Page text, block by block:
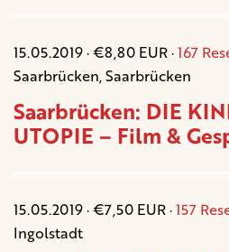
15.05.2019 · €8,80 EUR ·167
Saarbrücken, Saarbrücken
Saarbrücken: DIE
UTOPIE – Film &
15.05.2019 · €7,50 EUR ·157
Ingolstadt